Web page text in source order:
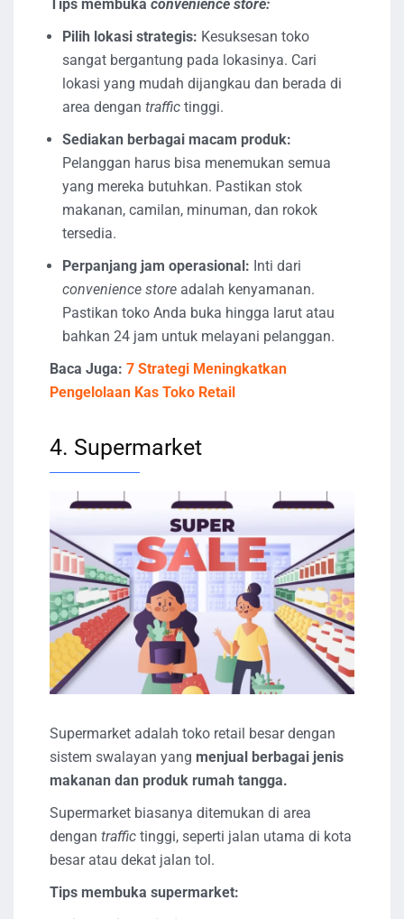
Tips membuka convenience store:
Pilih lokasi strategis: Kesuksesan toko
sangat bergantung pada lokasinya. Cari
lokasi yang mudah dijangkau dan berada di
area dengan traffic tinggi.
Sediakan berbagai macam produk:
Pelanggan harus bisa menemukan semua
yang mereka butuhkan. Pastikan stok
makanan, camilan, minuman, dan rokok
tersedia.
Perpanjang jam operasional: Inti dari
convenience store adalah kenyamanan.
Pastikan toko Anda buka hingga larut atau
bahkan 24 jam untuk melayani pelanggan.
Baca Juga: 7 Strategi Meningkatkan
Pengelolaan Kas Toko Retail
4. Supermarket
Supermarket adalah toko retail besar dengan
sistem swalayan yang menjual berbagai jenis
makanan dan produk rumah tangga.
Supermarket biasanya ditemukan di area
dengan traffic tinggi, seperti jalan utama di kota
besar atau dekat jalan tol.
Tips membuka supermarket: